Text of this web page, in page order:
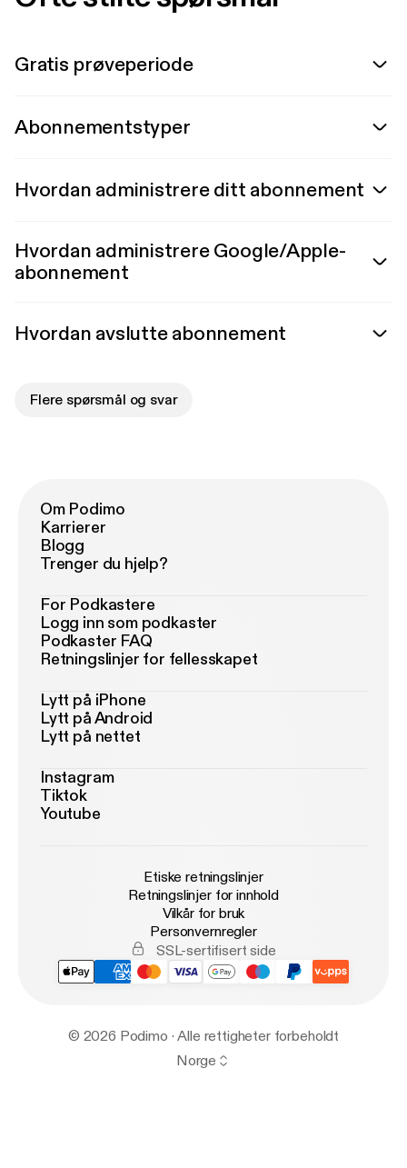
Gratis prøveperiode
Abonnementstyper
Hvordan administrere ditt abonnement
Hvordan administrere Google/Apple-
abonnement
Hvordan avslutte abonnement
Flere spørsmål og svar
Om Podimo
Karrierer
Blogg
Trenger du hjelp?
For Podkastere
Logg inn som podkaster
Podkaster FAQ
Retningslinjer for fellesskapet
Lytt på iPhone
Lytt på Android
Lytt på nettet
Instagram
Tiktok
Youtube
Etiske retningslinjer
Retningslinjer for innhold
Vilkår for bruk
Personvernregler
SSL-sertifisert side
© 2026 Podimo · Alle rettigheter forbeholdt
Norge